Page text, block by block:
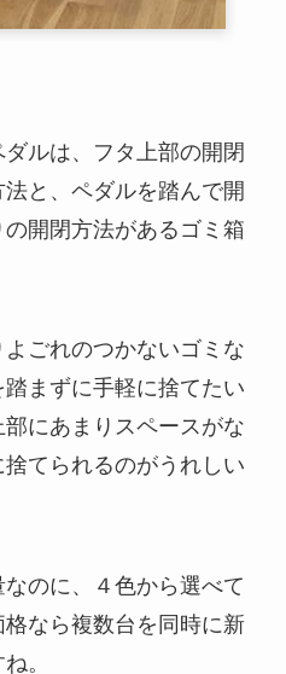
ルは、フタ上部の開閉
と、ペダルを踏んで開
開閉方法があるゴミ箱
ごれのつかないゴミな
まずに手軽に捨てたい
にあまりスペースがな
てられるのがうれしい
のに、４色から選べて
なら複数台を同時に新
。